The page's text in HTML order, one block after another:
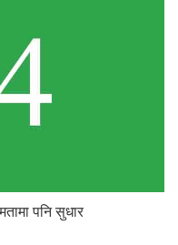
पनि सुधार